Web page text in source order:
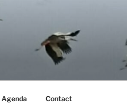
Agenda Contact